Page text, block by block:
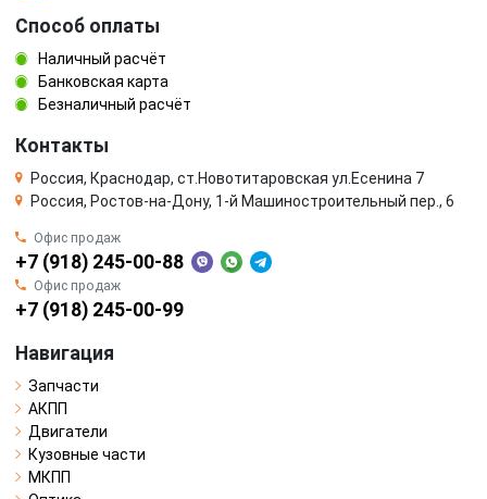
Способ оплаты
Наличный расчёт
Банковская карта
Безналичный расчёт
Контакты
Россия, Краснодар, ст.Новотитаровская ул.Есенина 7
Россия, Ростов-на-Дону, 1-й Машиностроительный пер., 6
Офис продаж
+7 (918) 245-00-88
Офис продаж
+7 (918) 245-00-99
Навигация
Запчасти
АКПП
Двигатели
Кузовные части
МКПП